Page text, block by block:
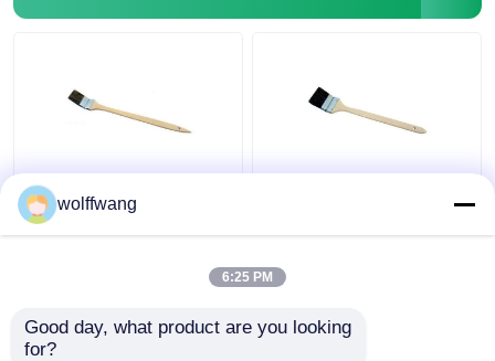
Βούρτσα βαφής
καλοριφέρ με ξύλινη
wolffwang
6:25 PM
Good day, what product are you looking
for?